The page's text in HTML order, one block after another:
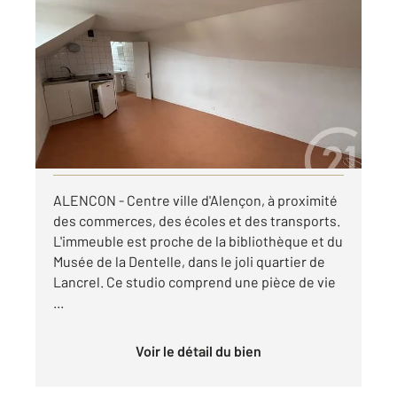
ALENCON 61
13,80 m
2, 1 pièce
Ref : 3436
Appartement Studio à louer
220 €
par mois charges comprises
ALENCON - Centre ville d'Alençon, à proximité
des commerces, des écoles et des transports.
L'immeuble est proche de la bibliothèque et du
Musée de la Dentelle, dans le joli quartier de
Lancrel. Ce studio comprend une pièce de vie
Voir le détail du bien